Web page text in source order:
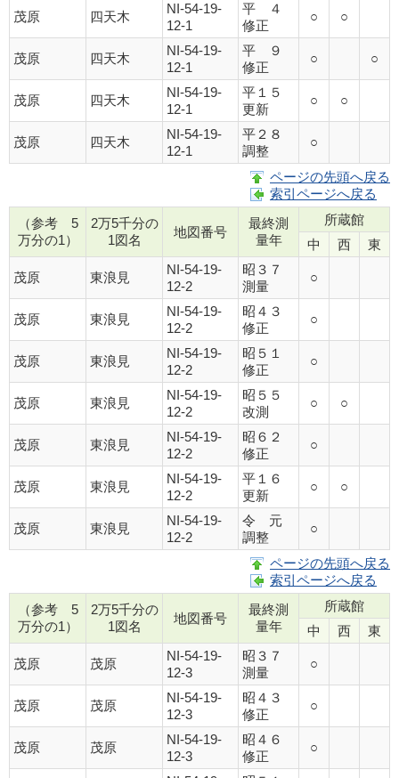
茂原 四天木
NI-54-19-
12-1
平 ４
修正
○ ○
茂原 四天木
NI-54-19-
12-1
平 ９
修正
○ ○
茂原 四天木
NI-54-19-
12-1
平１５
更新
○ ○
茂原 四天木
NI-54-19-
12-1
平２８
調整
○
ページの先頭へ戻る
索引ページへ戻る
（参考 5
万分の1）
2万5千分の
1図名
地図番号
最終測
量年
所蔵館
中
西 東
茂原 東浪見
NI-54-19-
12-2
昭３７
測量
○
茂原 東浪見
NI-54-19-
12-2
昭４３
修正
○
茂原 東浪見
NI-54-19-
12-2
昭５１
修正
○
茂原 東浪見
NI-54-19-
12-2
昭５５
改測
○ ○
茂原 東浪見
NI-54-19-
12-2
昭６２
修正
○
茂原 東浪見
NI-54-19-
12-2
平１６
更新
○ ○
茂原 東浪見
NI-54-19-
12-2
令 元
調整
○
ページの先頭へ戻る
索引ページへ戻る
（参考 5
万分の1）
2万5千分の
1図名
地図番号
最終測
量年
所蔵館
中
西 東
茂原 茂原
NI-54-19-
12-3
昭３７
測量
○
茂原 茂原
NI-54-19-
12-3
昭４３
修正
○
茂原 茂原
NI-54-19-
12-3
昭４６
修正
○